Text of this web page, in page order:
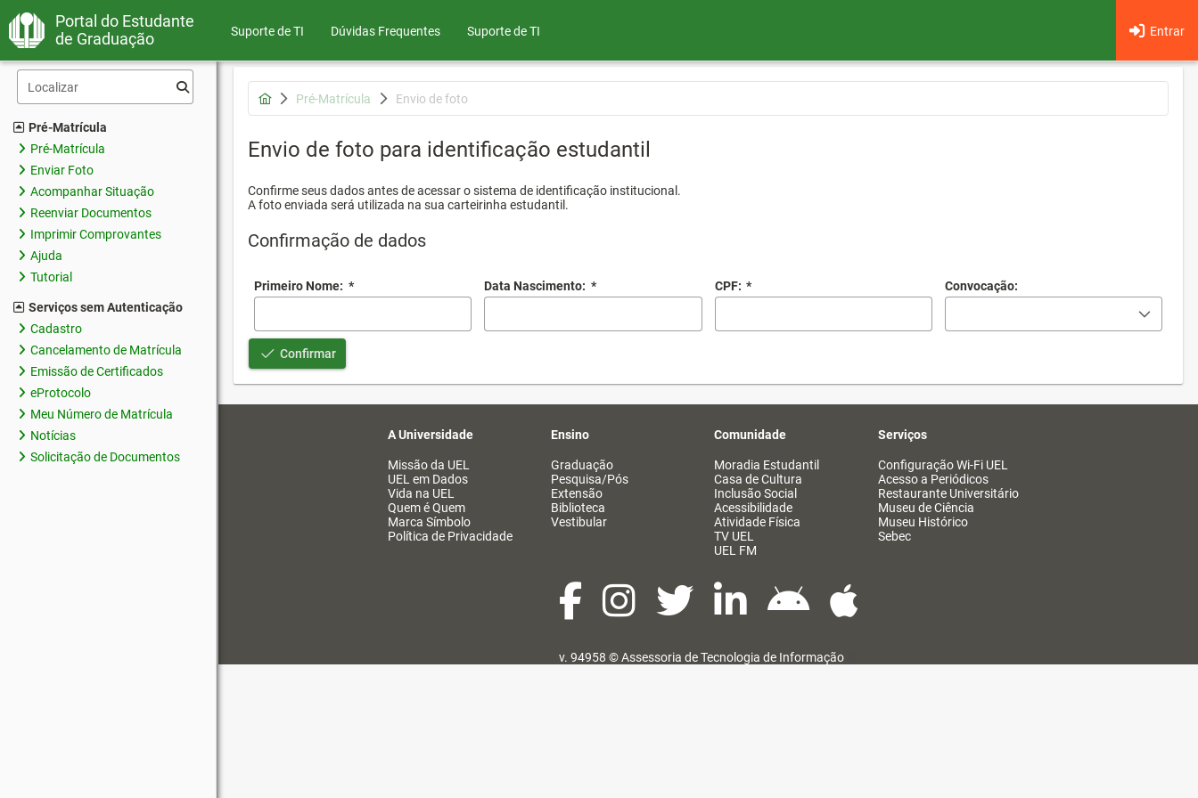
Portal do Estudante
de Graduação
Suporte de TI Dúvidas Frequentes Entrar
Suporte de TI
Pré-Matrícula
Pré-Matrícula
Enviar Foto
Acompanhar Situação
Reenviar Documentos
Imprimir Comprovantes
Ajuda
Tutorial
Serviços sem Autenticação
Cadastro
Cancelamento de Matrícula
Emissão de Certificados
eProtocolo
Meu Número de Matrícula
Notícias
Solicitação de Documentos
Pré-Matrícula Envio de foto
Envio de foto para identificação estudantil
Confirme seus dados antes de acessar o sistema de identificação institucional.
A foto enviada será utilizada na sua carteirinha estudantil.
Confirmação de dados
Primeiro Nome: * Data Nascimento: * CPF: * Convocação:
Confirmar
A Universidade
Missão da UEL
UEL em Dados
Vida na UEL
Quem é Quem
Marca Símbolo
Política de Privacidade
Ensino
Graduação
Pesquisa/Pós
Extensão
Biblioteca
Vestibular
Comunidade
Moradia Estudantil
Casa de Cultura
Inclusão Social
Acessibilidade
Atividade Física
TV UEL
UEL FM
Serviços
Configuração Wi-Fi UEL
Acesso a Periódicos
Restaurante Universitário
Museu de Ciência
Museu Histórico
Sebec
v. 94958 ©Assessoria de Tecnologia de Informação